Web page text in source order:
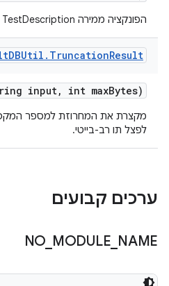
הפונקציה ממירה TestDescription ל-TestIdentifier.
DBUtil . TruncationResult
input, int maxBytes)
מקצרת את המחרוזת למספר
לפצל תו רב-בייטי.
ערכים קבועים
NO MODULE NAME